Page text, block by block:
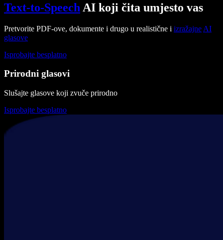
Text-to-Speech AI koji čita umjesto vas
Pretvorite PDF-ove, dokumente i drugo u realistične i izražajne AI
glasove
Isprobajte besplatno
Prirodni glasovi
Slušajte glasove koji zvuče prirodno
Isprobajte besplatno